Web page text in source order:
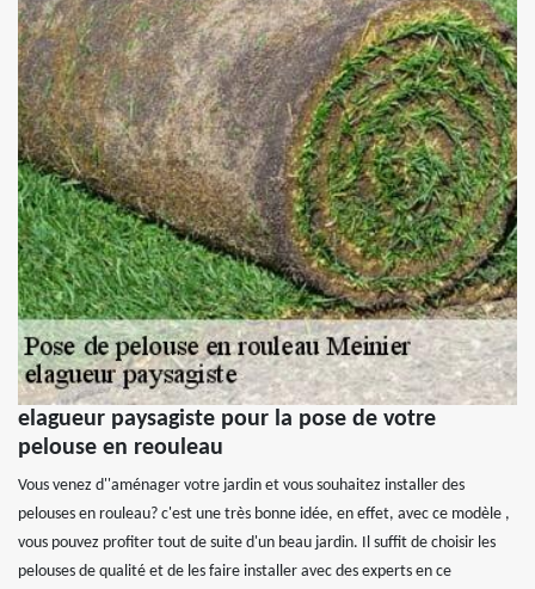
elagueur paysagiste pour la pose de votre
pelouse en reouleau
Vous venez d''aménager votre jardin et vous souhaitez installer des
pelouses en rouleau? c'est une très bonne idée, en effet, avec ce modèle ,
vous pouvez profiter tout de suite d'un beau jardin. Il suffit de choisir les
pelouses de qualité et de les faire installer avec des experts en ce